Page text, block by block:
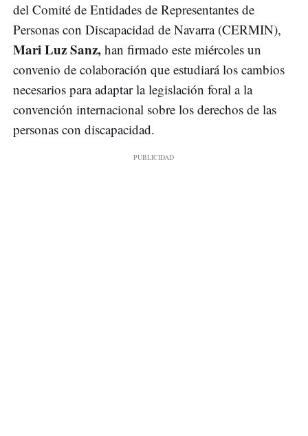
del Comité de Entidades de Representantes de
Personas con Discapacidad de Navarra (CERMIN),
Mari Luz Sanz, han firmado este miércoles un
convenio de colaboración que estudiará los cambios
necesarios para adaptar la legislación foral a la
convención internacional sobre los derechos de las
personas con discapacidad.